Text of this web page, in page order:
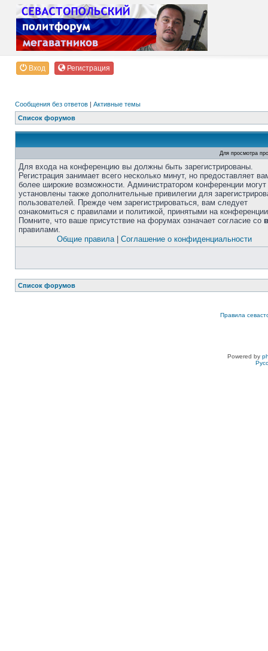
Вход Регистрация
Сообщения без ответов | Активные темы
Список форумов
Для просмотра
Для входа на конференцию вы должны быть зарегистрированы.
Регистрация занимает всего несколько минут, но предоставляет
более широкие возможности. Администратором конференции
установлены также дополнительные привилегии для
пользователей. Прежде чем зарегистрироваться, вам следует
ознакомиться с правилами и политикой, принятыми на
Помните, что ваше присутствие на форумах означает согласие со
правилами.
Общие правила| Соглашение о конфиденциальности
Список форумов
Правила
Powered by